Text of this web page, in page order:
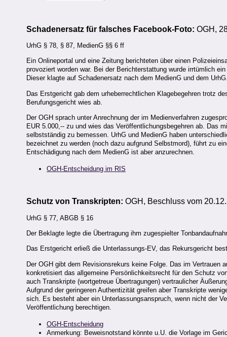
Schadenersatz für falsches Facebook-Foto: OGH,
UrhG § 78, § 87, MedienG §§ 6 ff
Ein Onlineportal und eine Zeitung berichteten über einen
provoziert worden war. Bei der Berichterstattung wurde irrtümlich
Dieser klagte auf Schadenersatz nach dem MedienG und dem
Das Erstgericht gab dem urheberrechtlichen Klagebegehren trotz
Berufungsgericht wies ab.
Der OGH sprach unter Anrechnung der im Medienverfahren
EUR 5.000,-- zu und wies das Veröffentlichungsbegehren ab. Das
selbstständig zu bemessen. UrhG und MedienG haben
bezeichnet zu werden (noch dazu aufgrund Selbstmord), führt zu
Entschädigung nach dem MedienG ist aber anzurechnen.
OGH-Entscheidung im RIS
Schutz von Transkripten: OGH, Beschluss vom
UrhG § 77, ABGB § 16
Der Beklagte legte die Übertragung ihm zugespielter
Das Erstgericht erließ die Unterlassungs-EV, das Rekursgericht
Der OGH gibt dem Revisionsrekurs keine Folge. Das im
konkretisiert das allgemeine Persönlichkeitsrecht für den Schutz
auch Transkripte (wortgetreue Übertragungen) vertraulicher
Aufgrund der geringeren Authentizität greifen aber Transkripte
sich. Es besteht aber ein Unterlassungsanspruch, wenn nicht der
Veröffentlichung berechtigen.
OGH-Entscheidung
Anmerkung: Beweisnotstand könnte u.U. die Vorlage im